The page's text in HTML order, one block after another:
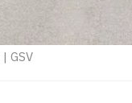
| GSV